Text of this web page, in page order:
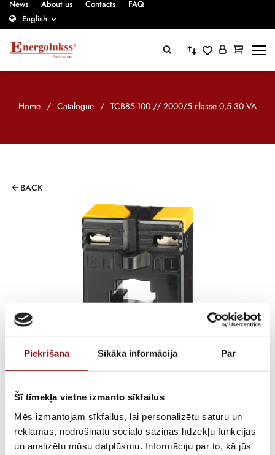
Piekrišana Sīkāka informācija Par
Šī tīmekļa vietne izmanto sīkfailus
Mēs izmantojam sīkfailus, lai personalizētu saturu un
reklāmas, nodrošinātu sociālo saziņas līdzekļu funkcijas
un analizētu mūsu datplūsmu. Informāciju par to, kā jūs
News About us Contacts
FAQ
English
Home / Catalogue / TCB85-100 // 2000/5 classe 0,5 30 VA
BACK
TCB85-100 // 2000/5
classe 0,5 30 VA